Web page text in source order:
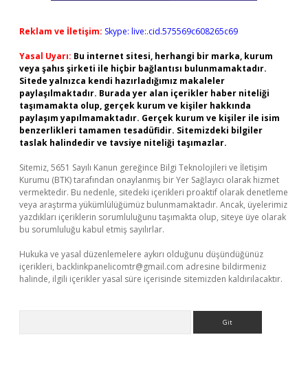
Reklam ve İletişim: Skype: live:.cid.575569c608265c69
Yasal Uyarı: Bu internet sitesi, herhangi bir marka, kurum
veya şahıs şirketi ile hiçbir bağlantısı bulunmamaktadır.
Sitede yalnızca kendi hazırladığımız makaleler
paylaşılmaktadır. Burada yer alan içerikler haber niteliği
taşımamakta olup, gerçek kurum ve kişiler hakkında
paylaşım yapılmamaktadır. Gerçek kurum ve kişiler ile isim
benzerlikleri tamamen tesadüfidir. Sitemizdeki bilgiler
taslak halindedir ve tavsiye niteliği taşımazlar.
Sitemiz, 5651 Sayılı Kanun gereğince Bilgi Teknolojileri ve İletişim
Kurumu (BTK) tarafından onaylanmış bir Yer Sağlayıcı olarak hizmet
vermektedir. Bu nedenle, sitedeki içerikleri proaktif olarak denetleme
veya araştırma yükümlülüğümüz bulunmamaktadır. Ancak, üyelerimiz
yazdıkları içeriklerin sorumluluğunu taşımakta olup, siteye üye olarak
bu sorumluluğu kabul etmiş sayılırlar.
Hukuka ve yasal düzenlemelere aykırı olduğunu düşündüğünüz
içerikleri, backlinkpanelicomtr@gmail.com adresine bildirmeniz
halinde, ilgili içerikler yasal süre içerisinde sitemizden kaldırılacaktır.